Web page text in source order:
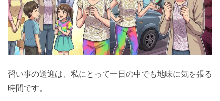
習い事の送迎は、私にとって一日の中でも地味に気を張る
時間です。